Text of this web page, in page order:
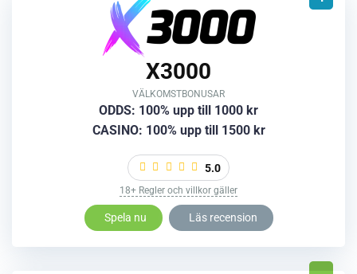
X3000
VÄLKOMSTBONUSAR
ODDS: 100% upp till 1000 kr
CASINO: 100% upp till 1500 kr
5.0
18+ Regler och villkor gäller
Spela nu Läs recension